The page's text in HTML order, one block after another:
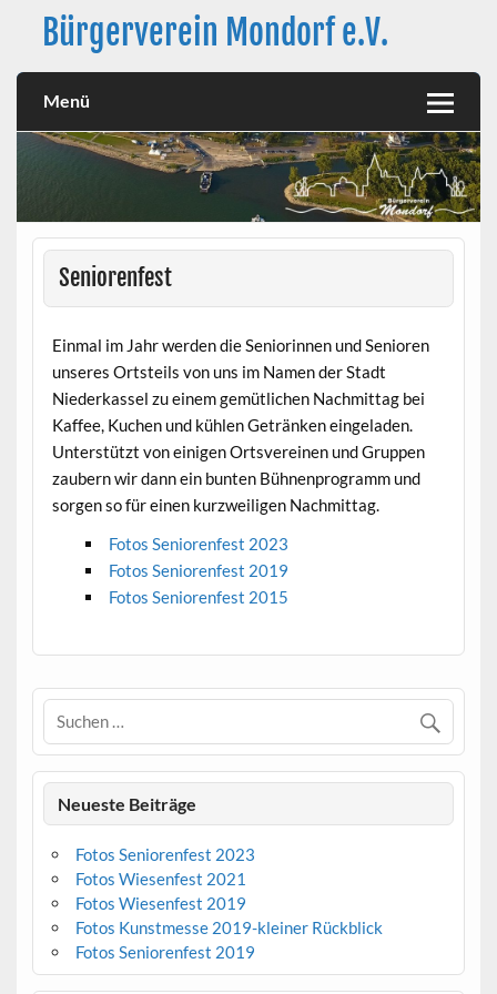
contentBürgerverein Mondorf e.V.
Bürgerinnen und Bürger für die zahlreichen Besucherinnen
und Besucher, die unser Gebiet rund um den schönen Hafen
und das neu gestaltete Rheinufer als Naherholungsgebiet
nutzen zur Förderung kultureller Themen für den Erhalt von
Traditionen zur Verbesserung des Erscheinungsbildes
unseres Ortsteils.
Menü
Seniorenfest
Einmal im Jahr werden die Seniorinnen und Senioren
unseres Ortsteils von uns im Namen der Stadt
Niederkassel zu einem gemütlichen Nachmittag bei
Kaffee, Kuchen und kühlen Getränken eingeladen.
Unterstützt von einigen Ortsvereinen und Gruppen
zaubern wir dann ein bunten Bühnenprogramm und
sorgen so für einen kurzweiligen Nachmittag.
Fotos Seniorenfest 2023
Fotos Seniorenfest 2019
Fotos Seniorenfest 2015
Neueste Beiträge
Fotos Seniorenfest 2023
Fotos Wiesenfest 2021
Fotos Wiesenfest 2019
Fotos Kunstmesse 2019-kleiner Rückblick
Fotos Seniorenfest 2019